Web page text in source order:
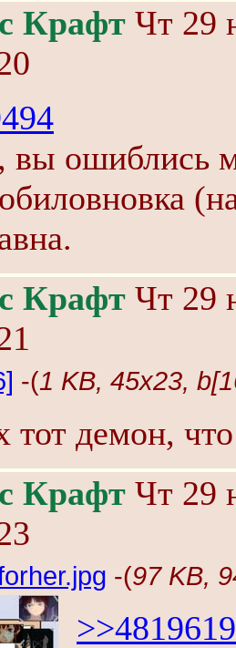
Крафт Чт 29
вы ошиблись
Крафт Чт 29
-(1 KB, 45x23,
тот демон,
Крафт Чт 29
-(97 KB,
>>4819619